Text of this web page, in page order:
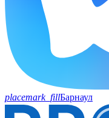
placemark_fillБарнаул